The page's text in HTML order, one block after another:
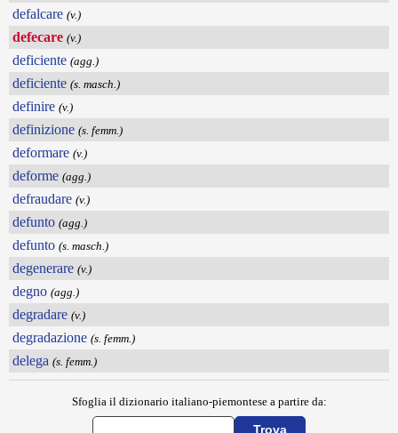
defalcare (v.)
defecare (v.)
deficiente (agg.)
deficiente (s. masch.)
definire (v.)
definizione (s. femm.)
deformare (v.)
deforme (agg.)
defraudare (v.)
defunto (agg.)
defunto (s. masch.)
degenerare (v.)
degno (agg.)
degradare (v.)
degradazione (s. femm.)
delega (s. femm.)
Sfoglia il dizionario italiano-piemontese a partire da: